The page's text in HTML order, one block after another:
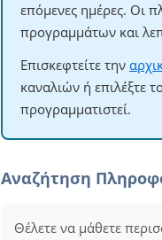
επόμενες ημέρες. Οι
προγραμμάτων και
Επισκεφτείτε την
καναλιών ή επιλέξτε
προγραμματιστεί.
Αναζήτηση
Θέλετε να μάθετε